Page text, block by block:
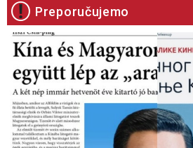
Preporučujemo